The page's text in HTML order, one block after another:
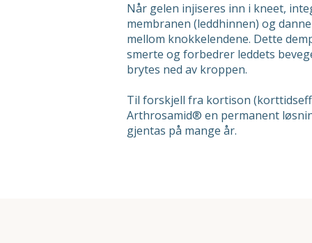
Når gelen injiseres inn i kneet,
membranen (leddhinnen) og
mellom knokkelendene. Dette
smerte og forbedrer leddets
brytes ned av kroppen.
Til forskjell fra kortison
Arthrosamid® en permanent
gjentas på mange år.